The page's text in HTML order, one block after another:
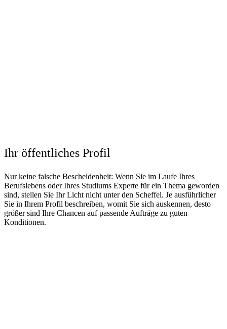
Ihr öffentliches Profil
Nur keine falsche Bescheidenheit: Wenn Sie im Laufe Ihres
Berufslebens oder Ihres Studiums Experte für ein Thema geworden
sind, stellen Sie Ihr Licht nicht unter den Scheffel. Je ausführlicher
Sie in Ihrem Profil beschreiben, womit Sie sich auskennen, desto
größer sind Ihre Chancen auf passende Aufträge zu guten
Konditionen.